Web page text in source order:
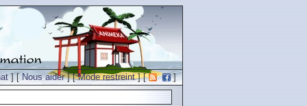
] [Nous aider] [Mode restreint] [ ]